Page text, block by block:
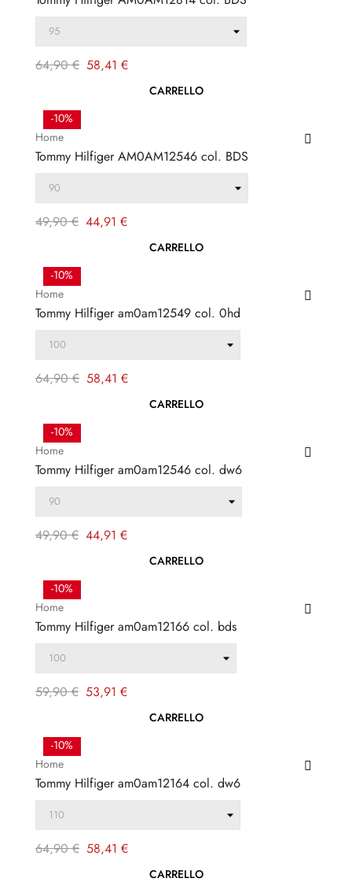
Prezzo
64,90 € Prezzo
58,41 €
-10%
CARRELLO
Home
Tommy Hilfiger AM0AM12546 col. BDS
Prezzo
49,90 € Prezzo
44,91 €
-10%
CARRELLO
Home
Tommy Hilfiger am0am12549 col. 0hd
Prezzo
64,90 € Prezzo
58,41 €
-10%
CARRELLO
Home
Tommy Hilfiger am0am12546 col. dw6
Prezzo
49,90 € Prezzo
44,91 €
-10%
CARRELLO
Home
Tommy Hilfiger am0am12166 col. bds
Prezzo
59,90 € Prezzo
53,91 €
-10%
CARRELLO
Home
Tommy Hilfiger am0am12164 col. dw6
Prezzo
64,90 € Prezzo
58,41 €
CARRELLO